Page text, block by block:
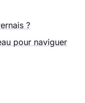
?
pour naviguer